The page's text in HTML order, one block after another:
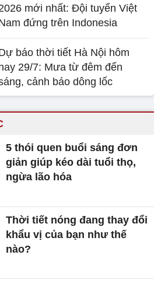
mới nhất: Đội tuyển Việt
đứng trên Indonesia
báo thời tiết Hà Nội hôm
29/7: Mưa từ đêm đến
cảnh báo dông lốc
5 thói quen buổi sáng đơn
giản giúp kéo dài tuổi thọ,
ngừa lão hóa
Thời tiết nóng đang thay đổi
khẩu vị của bạn như thế
nào?